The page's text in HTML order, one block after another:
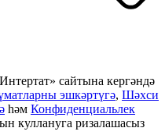
сайтына кергәндә
эшкәртүгә, Шәхси
һәм Конфиденциальлек
куллануга ризалашасыз